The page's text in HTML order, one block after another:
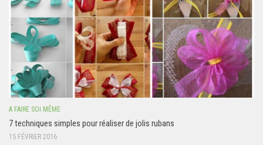
A FAIRE SOI MÊME
7 techniques simples pour réaliser de jolis rubans
15 FÉVRIER 2016